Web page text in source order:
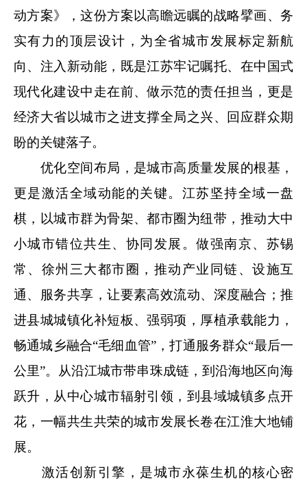
动方案》，这份方案以高瞻远瞩的战略擘画、务
实有力的顶层设计，为全省城市发展标定新航
向、注入新动能，既是江苏牢记嘱托、在中国式
现代化建设中走在前、做示范的责任担当，更是
经济大省以城市之进支撑全局之兴、回应群众期
盼的关键落子。
优化空间布局，是城市高质量发展的根基，
更是激活全域动能的关键。江苏坚持全域一盘
棋，以城市群为骨架、都市圈为纽带，推动大中
小城市错位共生、协同发展。做强南京、苏锡
常、徐州三大都市圈，推动产业同链、设施互
通、服务共享，让要素高效流动、深度融合；推
进县城城镇化补短板、强弱项，厚植承载能力，
畅通城乡融合“毛细血管”，打通服务群众“最后一
公里”。从沿江城市带串珠成链，到沿海地区向海
跃升，从中心城市辐射引领，到县域城镇多点开
花，一幅共生共荣的城市发展长卷在江淮大地铺
展。
激活创新引擎，是城市永葆生机的核心密